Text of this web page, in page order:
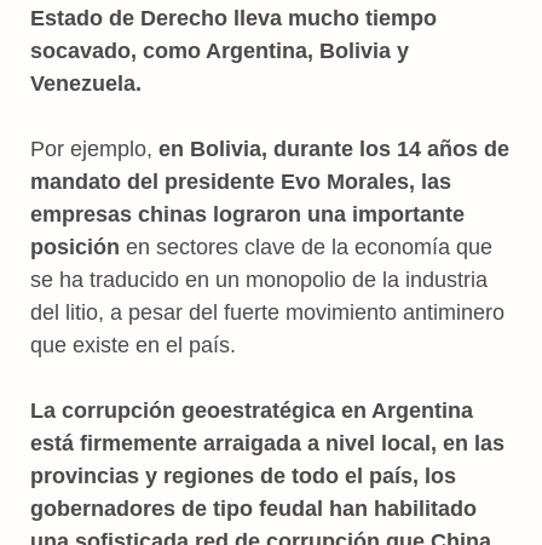
Estado de Derecho lleva mucho tiempo
socavado, como Argentina, Bolivia y
Venezuela.
Por ejemplo, en Bolivia, durante los 14 años de
mandato del presidente Evo Morales, las
empresas chinas lograron una importante
posición en sectores clave de la economía que
se ha traducido en un monopolio de la industria
del litio, a pesar del fuerte movimiento antiminero
que existe en el país.
La corrupción geoestratégica en Argentina
está firmemente arraigada a nivel local, en las
provincias y regiones de todo el país, los
gobernadores de tipo feudal han habilitado